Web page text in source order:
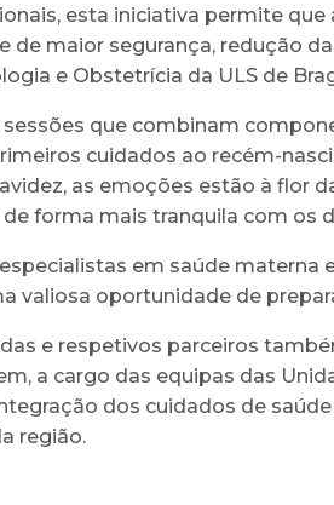
esta iniciativa permite
maior segurança, redução
e Obstetrícia da ULS de
que combinam
cuidados ao recém-
as emoções estão à flor
forma mais tranquila com os
em saúde
valiosa oportunidade de
e respetivos parceiros
a cargo das equipas das
dos cuidados de
região.